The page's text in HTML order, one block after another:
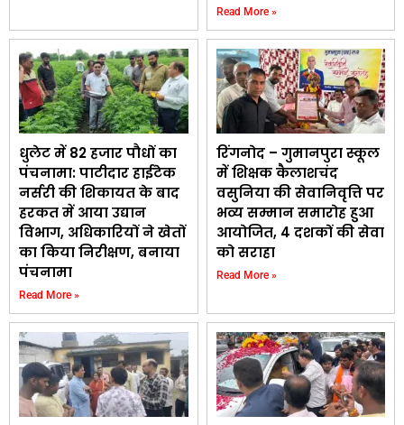
Read More »
धुलेट में 82 हजार पौधों का
पंचनामा: पाटीदार हाईटेक
नर्सरी की शिकायत के बाद
हरकत में आया उद्यान
विभाग, अधिकारियों ने खेतों
का किया निरीक्षण, बनाया
पंचनामा
Read More »
रिंगनोद – गुमानपुरा स्कूल
में शिक्षक कैलाशचंद
वसुनिया की सेवानिवृत्ति पर
भव्य सम्मान समारोह हुआ
आयोजित, 4 दशकों की सेवा
को सराहा
Read More »